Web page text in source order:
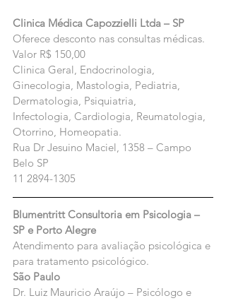
Clinica Médica Capozzielli Ltda – SP
Oferece desconto nas consultas médicas.
Valor R$ 150,00
Clinica Geral, Endocrinologia,
Ginecologia, Mastologia, Pediatria,
Dermatologia, Psiquiatria,
Infectologia, Cardiologia, Reumatologia,
Otorrino, Homeopatia.
Rua Dr Jesuino Maciel, 1358 – Campo
Belo SP
11 2894-1305
Blumentritt Consultoria em Psicologia –
SP e Porto Alegre
Atendimento para avaliação psicológica e
para tratamento psicológico.
São Paulo
Dr. Luiz Mauricio Araújo – Psicólogo e